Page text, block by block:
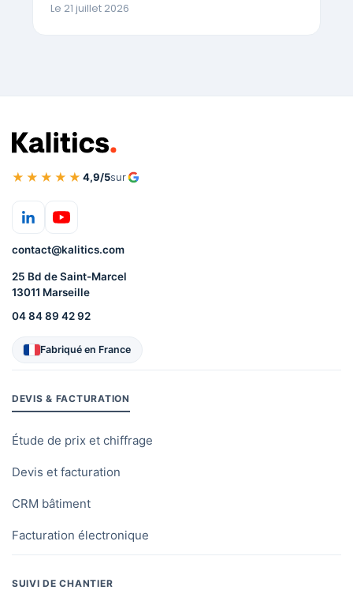
Le 21 juillet 2026
★★★★★ 4,9/5sur
contact@kalitics.com
25 Bd de Saint-Marcel
13011 Marseille
04 84 89 42 92
Fabriqué en France
DEVIS & FACTURATION
Étude de prix et chiffrage
Devis et facturation
CRM bâtiment
Facturation électronique
SUIVI DE CHANTIER